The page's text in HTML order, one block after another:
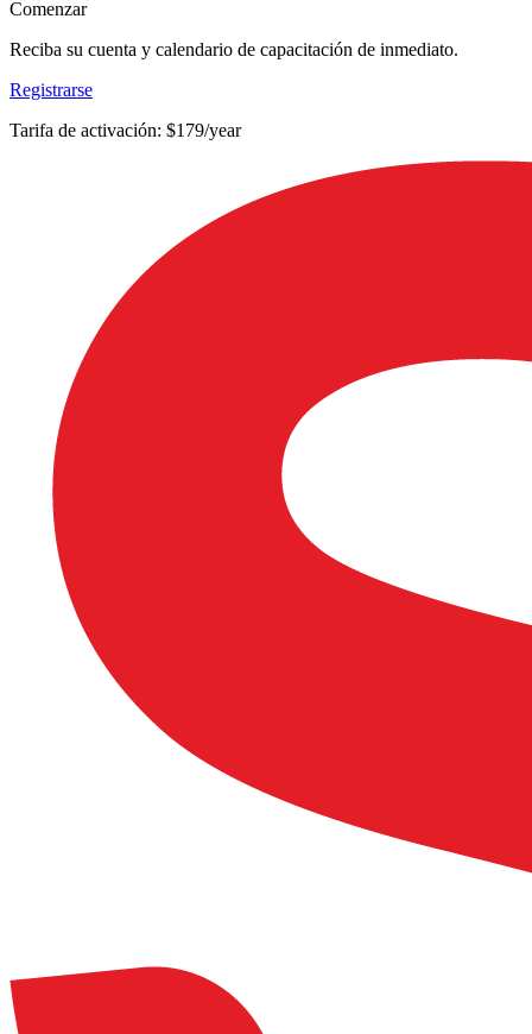
Comenzar
Reciba su cuenta y calendario de capacitación de inmediato.
Registrarse
Tarifa de activación: $179/year